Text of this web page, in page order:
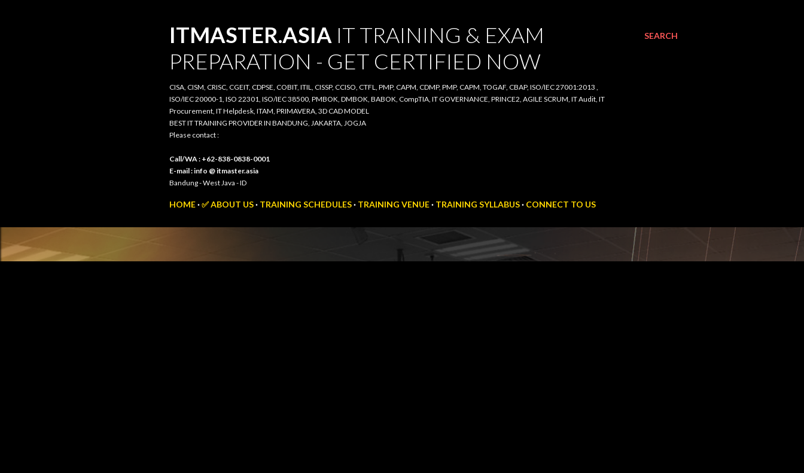
SEARCH
ITMASTER.ASIAIT TRAINING & EXAM
PREPARATION - GET CERTIFIED NOW
CISA, CISM, CRISC, CGEIT, CDPSE, COBIT, ITIL, CISSP, CCISO, CTFL, PMP, CAPM, CDMP, PMP, CAPM, TOGAF, CBAP, ISO/IEC 27001:2013 , ISO/IEC
20000-1, ISO 22301, ISO/IEC 38500, PMBOK, DMBOK, BABOK, CompTIA, IT GOVERNANCE, PRINCE2, AGILE SCRUM, IT Audit, IT Procurement,
IT Helpdesk, ITAM, PRIMAVERA, 3D CAD MODEL
BEST IT TRAINING PROVIDER IN BANDUNG, JAKARTA, JOGJA
Please contact :
Call/WA : +62-838-0838-0001
E-mail : info @ itmaster.asia
Bandung - West Java - ID
HOME ✅ ABOUT US TRAINING SCHEDULES TRAINING VENUE TRAINING SYLLABUS CONNECT TO US